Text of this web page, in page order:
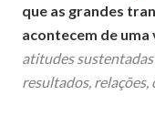
que as grandes
acontecem de uma
atitudes
resultados,